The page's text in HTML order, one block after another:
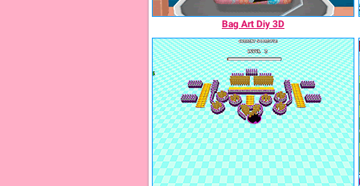
Bag Art Diy 3D